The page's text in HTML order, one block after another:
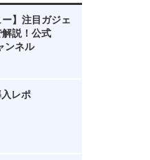
ー】注目ガジェ
説！公式
ンネル
レポ